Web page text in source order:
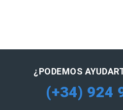
¿PODEMOS
(+34) 924